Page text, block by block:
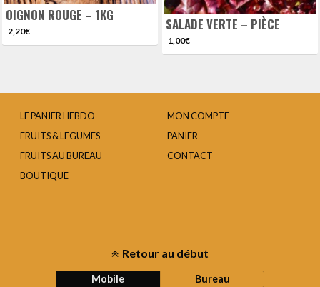
OIGNON ROUGE – 1KG
2,20€ SALADE VERTE – PIÈCE
1,00€
LE PANIER HEBDO
FRUITS & LEGUMES
FRUITS AU BUREAU
BOUTIQUE
MON COMPTE
PANIER
CONTACT
Retour au début
Mobile Bureau